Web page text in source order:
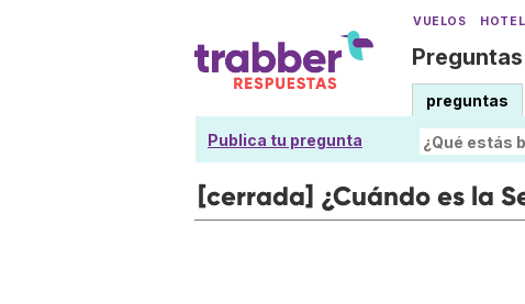
VUELOS
preguntas
Publica tu pregunta
[cerrada] ¿Cuándo es la